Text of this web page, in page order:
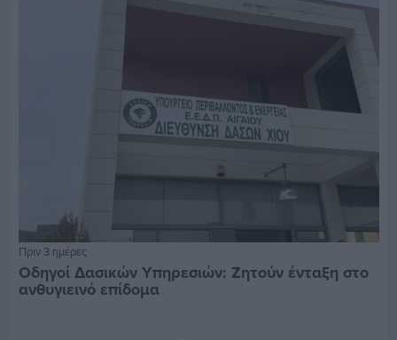
Πριν 3 ημέρες
Οδηγοί Δασικών Υπηρεσιών: Ζητούν ένταξη στο
ανθυγιεινό επίδομα